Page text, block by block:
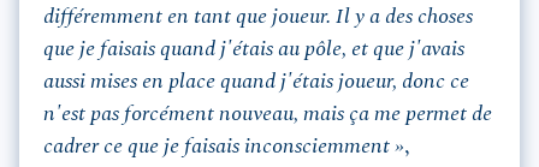
différemment en tant que joueur. Il y a des choses
que je faisais quand j'étais au pôle, et que j'avais
aussi mises en place quand j'étais joueur, donc ce
n'est pas forcément nouveau, mais ça me permet de
cadrer ce que je faisais inconsciemment »,